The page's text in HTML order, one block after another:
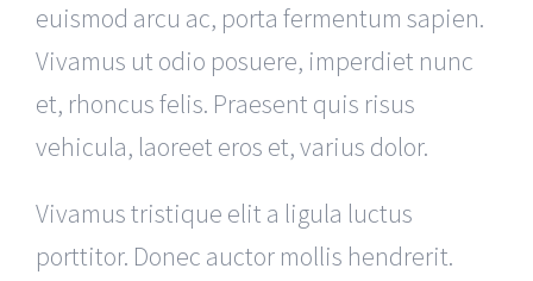
euismod arcu ac, porta fermentum sapien.
Vivamus ut odio posuere, imperdiet nunc
et, rhoncus felis. Praesent quis risus
vehicula, laoreet eros et, varius dolor.
Vivamus tristique elit a ligula luctus
porttitor. Donec auctor mollis hendrerit.